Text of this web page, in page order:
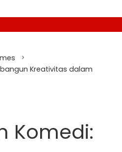
Kreativitas dalam
Komedi: